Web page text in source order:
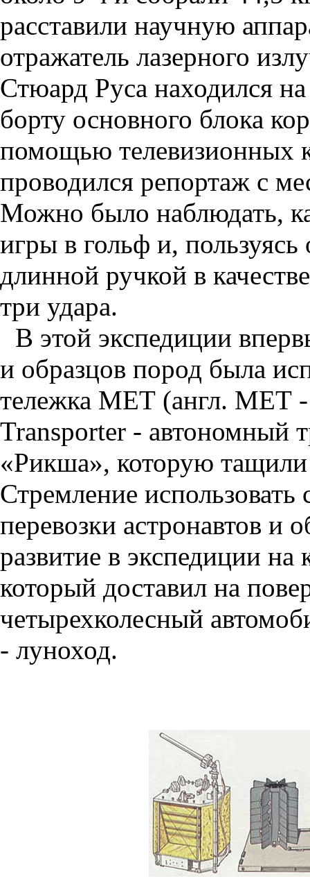
расставили научную
отражатель лазерного
Стюард Руса находился
борту основного блока
помощью телевизионных
проводился репортаж с
Можно было наблюдать,
игры в гольф и,
длинной ручкой в
три удара.
В этой экспедиции
и образцов пород была
тележка МЕТ (англ. МЕТ
Transporter - автономный
«Рикша», которую тащили
Стремление
перевозки астронавтов и
развитие в экспедиции
который доставил на
четырехколесный
- луноход.